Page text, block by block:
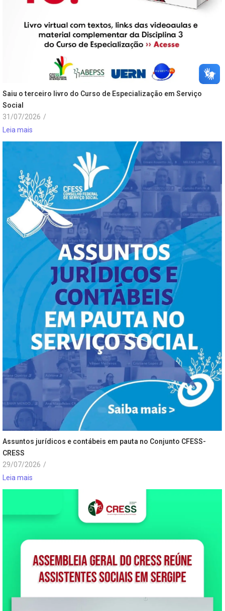
Saiu o terceiro livro do Curso de Especialização em Serviço
Social
31/07/2026 /
Leia mais
Assuntos jurídicos e contábeis em pauta no Conjunto CFESS-
CRESS
29/07/2026 /
Leia mais